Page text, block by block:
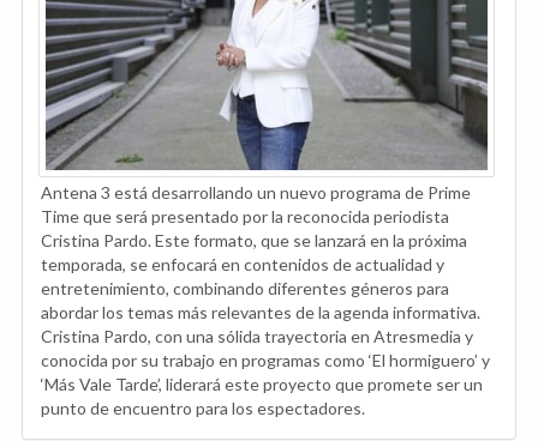
Antena 3 está desarrollando un nuevo programa de Prime
Time que será presentado por la reconocida periodista
Cristina Pardo. Este formato, que se lanzará en la próxima
temporada, se enfocará en contenidos de actualidad y
entretenimiento, combinando diferentes géneros para
abordar los temas más relevantes de la agenda informativa.
Cristina Pardo, con una sólida trayectoria en Atresmedia y
conocida por su trabajo en programas como ‘El hormiguero’ y
‘Más Vale Tarde’, liderará este proyecto que promete ser un
punto de encuentro para los espectadores.